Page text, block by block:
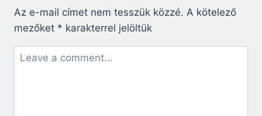
A
GYÁRAK
ÁRNYÉKÁBÓL
OTTHONT
TEREMTETT
Az e-mail címet nem tesszük közzé. A kötelező
mezőket * karakterrel jelöltük